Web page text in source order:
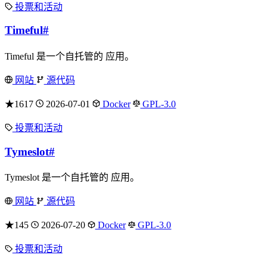
投票和活动
Timeful#
Timeful 是一个自托管的 应用。
网站 源代码
★1617 2026-07-01 Docker GPL-3.0
投票和活动
Tymeslot#
Tymeslot 是一个自托管的 应用。
网站 源代码
★145 2026-07-20 Docker GPL-3.0
投票和活动